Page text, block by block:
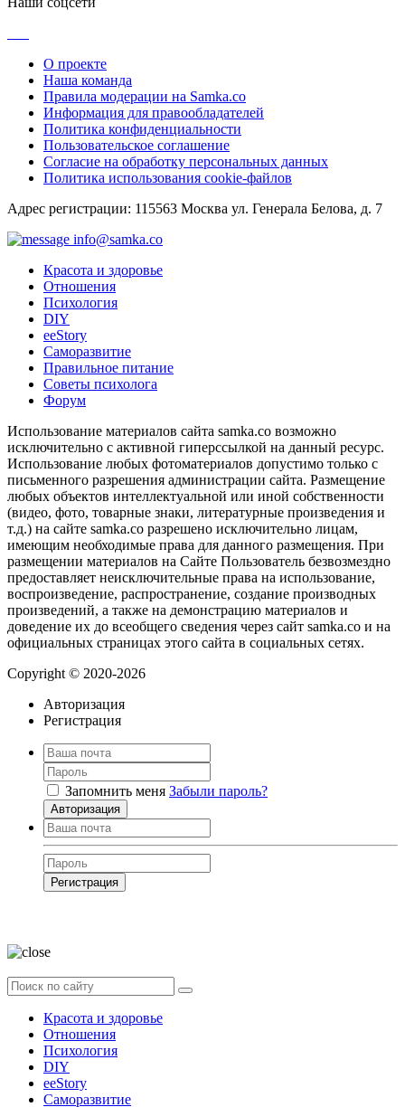
О проекте
Наша команда
Правила модерации на Samka.co
Информация для правообладателей
Политика конфиденциальности
Пользовательское соглашение
Согласие на обработку персональных данных
Политика использования cookie-файлов
Адрес регистрации: 115563 Москва ул. Генерала Белова, д. 7
info@samka.co
Красота и здоровье
Отношения
Психология
DIY
ееStory
Саморазвитие
Правильное питание
Советы психолога
Форум
Использование материалов сайта samka.co возможно
исключительно с активной гиперссылкой на данный ресурс.
Использование любых фотоматериалов допустимо только с
письменного разрешения администрации сайта. Размещение
любых объектов интеллектуальной или иной собственности
(видео, фото, товарные знаки, литературные произведения и
т.д.) на сайте samka.co разрешено исключительно лицам,
имеющим необходимые права для данного размещения. При
размещении материалов на Сайте Пользователь безвозмездно
предоставляет неисключительные права на использование,
воспроизведение, распространение, создание производных
произведений, а также на демонстрацию материалов и
доведение их до всеобщего сведения через сайт samka.co и на
официальных страницах этого сайта в социальных сетях.
Copyright © 2020-2026
Авторизация
Регистрация
Запомнить меня Забыли пароль?
Авторизация
Регистрация
Красота и здоровье
Отношения
Психология
DIY
ееStory
Саморазвитие